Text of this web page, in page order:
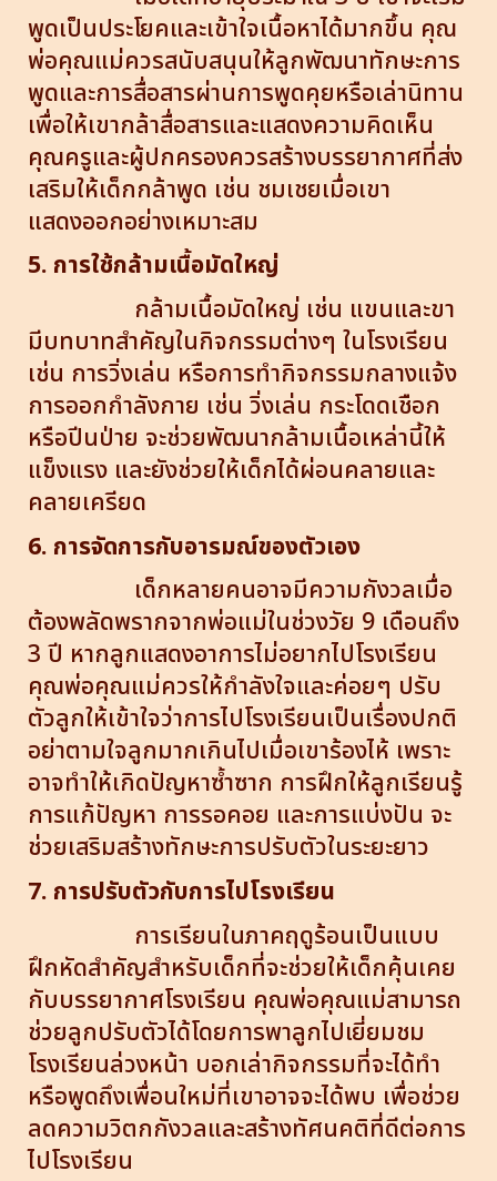
พูดเป็นประโยคและเข้าใจเนื้อหาได้มากขึ้น คุณ
พ่อคุณแม่ควรสนับสนุนให้ลูกพัฒนาทักษะการ
พูดและการสื่อสารผ่านการพูดคุยหรือเล่านิทาน
เพื่อให้เขากล้าสื่อสารและแสดงความคิดเห็น
คุณครูและผู้ปกครองควรสร้างบรรยากาศที่ส่ง
เสริมให้เด็กกล้าพูด เช่น ชมเชยเมื่อเขา
แสดงออกอย่างเหมาะสม
5. การใช้กล้ามเนื้อมัดใหญ่
กล้ามเนื้อมัดใหญ่ เช่น แขนและขา
มีบทบาทสำคัญในกิจกรรมต่างๆ ในโรงเรียน
เช่น การวิ่งเล่น หรือการทำกิจกรรมกลางแจ้ง
การออกกำลังกาย เช่น วิ่งเล่น กระโดดเชือก
หรือปีนป่าย จะช่วยพัฒนากล้ามเนื้อเหล่านี้ให้
แข็งแรง และยังช่วยให้เด็กได้ผ่อนคลายและ
คลายเครียด
6. การจัดการกับอารมณ์ของตัวเอง
เด็กหลายคนอาจมีความกังวลเมื่อ
ต้องพลัดพรากจากพ่อแม่ในช่วงวัย 9 เดือนถึง
3 ปี หากลูกแสดงอาการไม่อยากไปโรงเรียน
คุณพ่อคุณแม่ควรให้กำลังใจและค่อยๆ ปรับ
ตัวลูกให้เข้าใจว่าการไปโรงเรียนเป็นเรื่องปกติ
อย่าตามใจลูกมากเกินไปเมื่อเขาร้องไห้ เพราะ
อาจทำให้เกิดปัญหาซ้ำซาก การฝึกให้ลูกเรียนรู้
การแก้ปัญหา การรอคอย และการแบ่งปัน จะ
ช่วยเสริมสร้างทักษะการปรับตัวในระยะยาว
7. การปรับตัวกับการไปโรงเรียน
การเรียนในภาคฤดูร้อนเป็นแบบ
ฝึกหัดสำคัญสำหรับเด็กที่จะช่วยให้เด็กคุ้นเคย
กับบรรยากาศโรงเรียน คุณพ่อคุณแม่สามารถ
ช่วยลูกปรับตัวได้โดยการพาลูกไปเยี่ยมชม
โรงเรียนล่วงหน้า บอกเล่ากิจกรรมที่จะได้ทำ
หรือพูดถึงเพื่อนใหม่ที่เขาอาจจะได้พบ เพื่อช่วย
ลดความวิตกกังวลและสร้างทัศนคติที่ดีต่อการ
ไปโรงเรียน